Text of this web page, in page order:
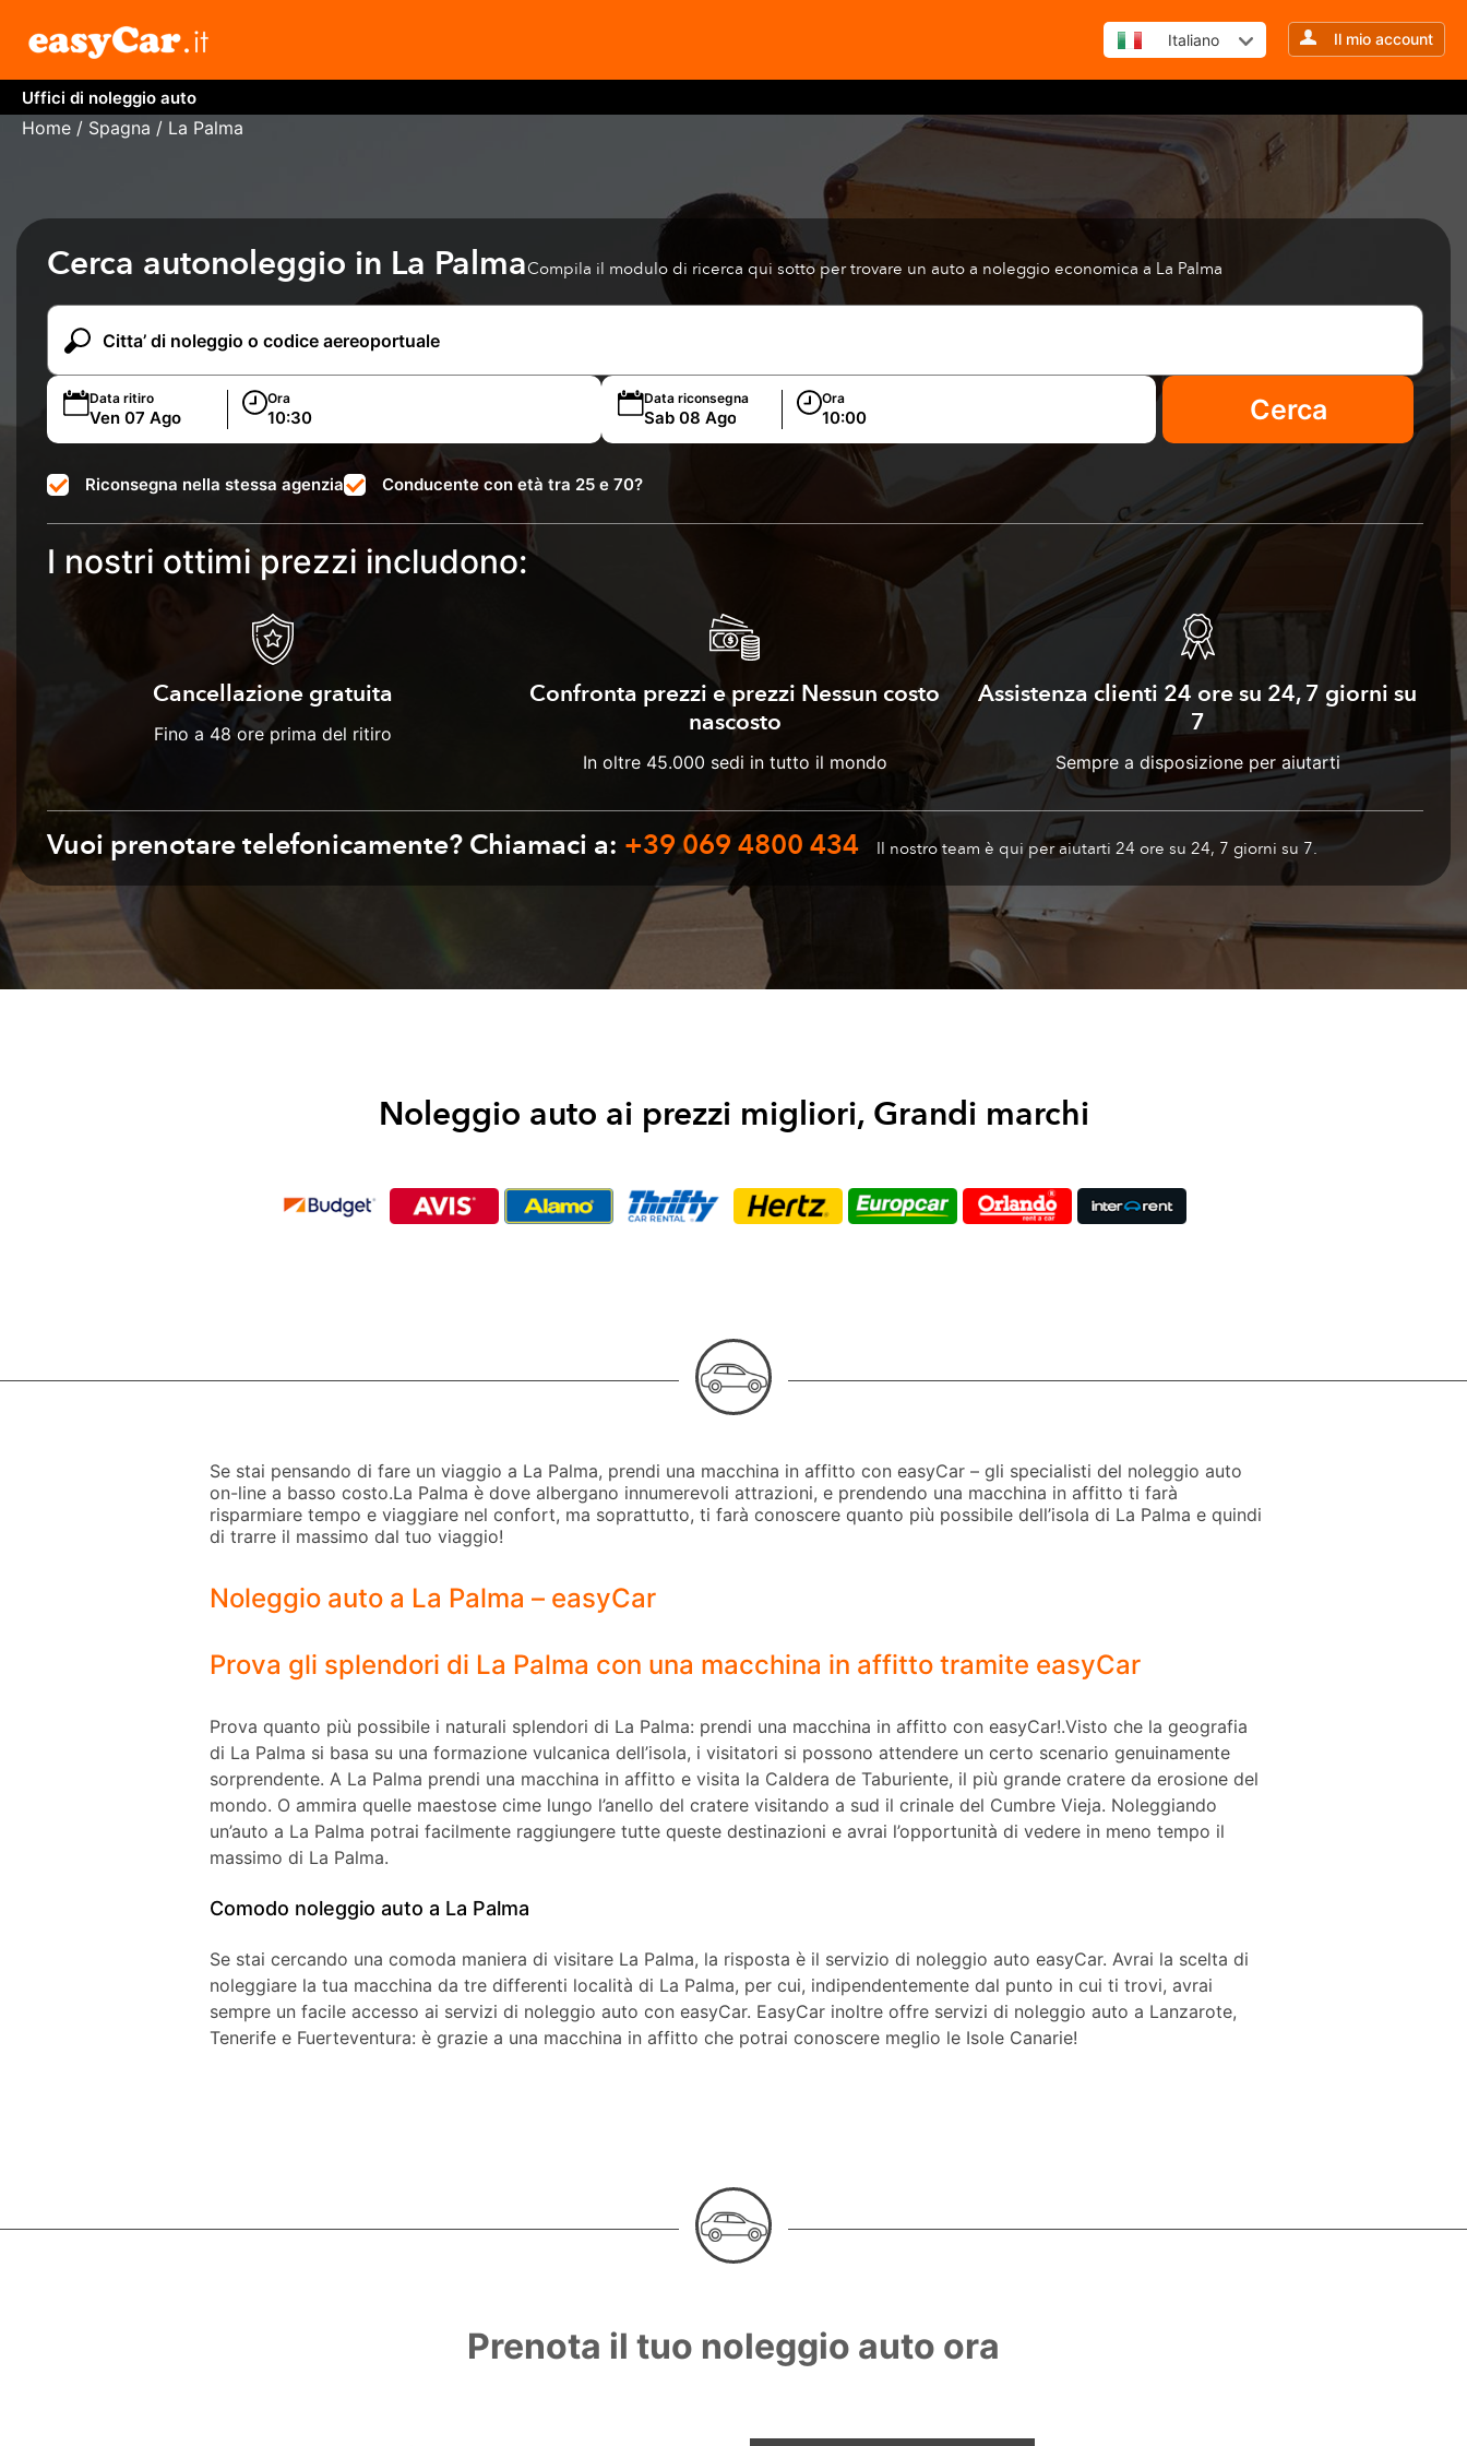
Italiano Il mio account
Uffici di noleggio auto
Home / Spagna / La Palma
Cerca autonoleggio in La PalmaCompila il modulo di ricerca qui sotto per trovare un auto a noleggio economica a La Palma
Data ritiro Ora Data riconsegna Ora
Riconsegna nella stessa agenzia Conducente con età tra 25 e 70?
I nostri ottimi prezzi includono:
Cancellazione gratuita
Fino a 48 ore prima del ritiro
Confronta prezzi e prezzi Nessun costo
nascosto
In oltre 45.000 sedi in tutto il mondo
Assistenza clienti 24 ore su 24, 7 giorni su
7
Sempre a disposizione per aiutarti
Vuoi prenotare telefonicamente? Chiamaci a: +39 069 4800 434 Il nostro team è qui per aiutarti 24 ore su 24, 7 giorni su 7.
Noleggio auto ai prezzi migliori, Grandi marchi
Se stai pensando di fare un viaggio a La Palma, prendi una macchina in affitto con easyCar – gli specialisti del noleggio auto
on-line a basso costo.La Palma è dove albergano innumerevoli attrazioni, e prendendo una macchina in affitto ti farà
risparmiare tempo e viaggiare nel confort, ma soprattutto, ti farà conoscere quanto più possibile dell’isola di La Palma e quindi
di trarre il massimo dal tuo viaggio!
Noleggio auto a La Palma – easyCar
Prova gli splendori di La Palma con una macchina in affitto tramite easyCar
Prova quanto più possibile i naturali splendori di La Palma: prendi una macchina in affitto con easyCar!.Visto che la geografia
di La Palma si basa su una formazione vulcanica dell’isola, i visitatori si possono attendere un certo scenario genuinamente
sorprendente. A La Palma prendi una macchina in affitto e visita la Caldera de Taburiente, il più grande cratere da erosione del
mondo. O ammira quelle maestose cime lungo l’anello del cratere visitando a sud il crinale del Cumbre Vieja. Noleggiando
un’auto a La Palma potrai facilmente raggiungere tutte queste destinazioni e avrai l’opportunità di vedere in meno tempo il
massimo di La Palma.
Comodo noleggio auto a La Palma
Se stai cercando una comoda maniera di visitare La Palma, la risposta è il servizio di noleggio auto easyCar. Avrai la scelta di
noleggiare la tua macchina da tre differenti località di La Palma, per cui, indipendentemente dal punto in cui ti trovi, avrai
sempre un facile accesso ai servizi di noleggio auto con easyCar. EasyCar inoltre offre servizi di noleggio auto a Lanzarote,
Tenerife e Fuerteventura: è grazie a una macchina in affitto che potrai conoscere meglio le Isole Canarie!
Prenota il tuo noleggio auto ora